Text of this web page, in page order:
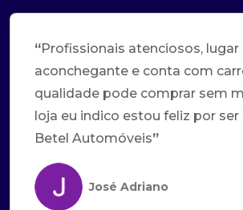
“Profissionais atenciosos, lugar
aconchegante e conta com
qualidade pode comprar sem
loja eu indico estou feliz por
Betel Automóveis”
José Adriano